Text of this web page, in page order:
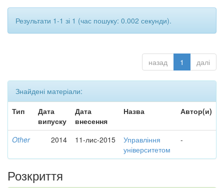
Результати 1-1 зі 1 (час пошуку: 0.002 секунди).
назад 1 далі
Знайдені матеріали:
Тип
Дата
випуску
Дата
внесення
Назва Автор(и)
Other 2014 11-лис-2015
Управління
університетом
-
Розкриття